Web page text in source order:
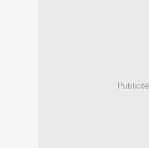
Publicité